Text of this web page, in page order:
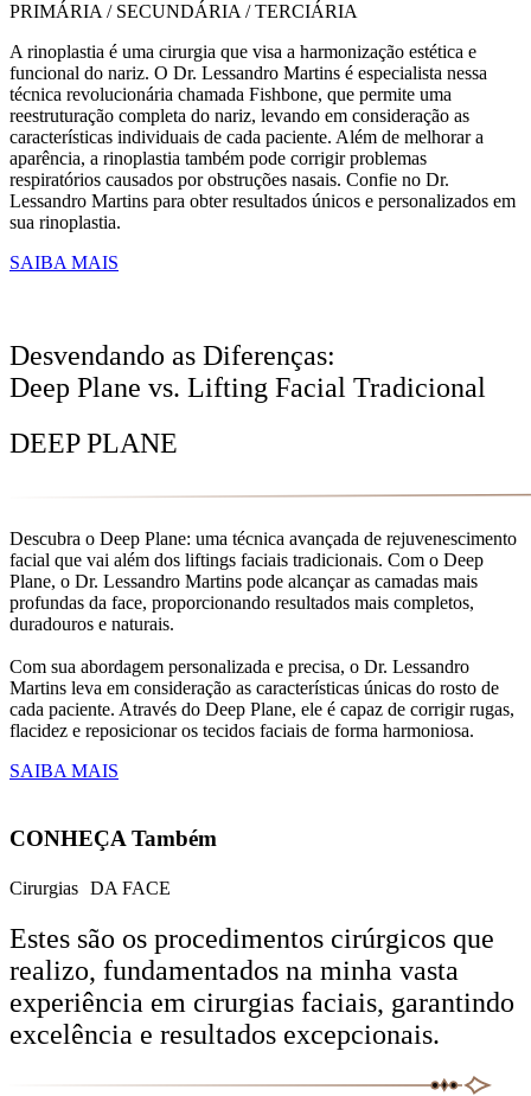
PRIMÁRIA / SECUNDÁRIA / TERCIÁRIA
A rinoplastia é uma cirurgia que visa a harmonização estética e
funcional do nariz. O Dr. Lessandro Martins é especialista nessa
técnica revolucionária chamada Fishbone, que permite uma
reestruturação completa do nariz, levando em consideração as
características individuais de cada paciente. Além de melhorar a
aparência, a rinoplastia também pode corrigir problemas
respiratórios causados por obstruções nasais. Confie no Dr.
Lessandro Martins para obter resultados únicos e personalizados em
sua rinoplastia.
SAIBA MAIS
Desvendando as Diferenças:
Deep Plane vs. Lifting Facial Tradicional
DEEP PLANE
Descubra o Deep Plane: uma técnica avançada de rejuvenescimento
facial que vai além dos liftings faciais tradicionais. Com o Deep
Plane, o Dr. Lessandro Martins pode alcançar as camadas mais
profundas da face, proporcionando resultados mais completos,
duradouros e naturais.
Com sua abordagem personalizada e precisa, o Dr. Lessandro
Martins leva em consideração as características únicas do rosto de
cada paciente. Através do Deep Plane, ele é capaz de corrigir rugas,
flacidez e reposicionar os tecidos faciais de forma harmoniosa.
SAIBA MAIS
CONHEÇA Também
Cirurgias DA FACE
Estes são os procedimentos cirúrgicos que
realizo, fundamentados na minha vasta
experiência em cirurgias faciais, garantindo
excelência e resultados excepcionais.